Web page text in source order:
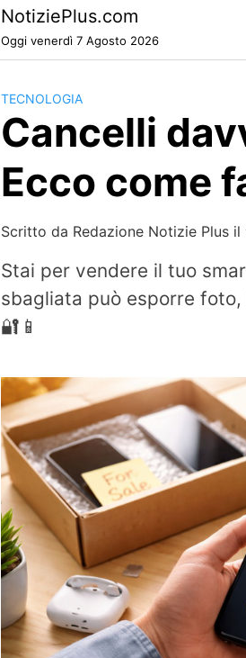
NotiziePlus.com
Oggi venerdì 7 Agosto 2026
TECNOLOGIA
Cancelli
Ecco come
Scritto da Redazione Notizie Plus il
Stai per vendere il tuo
sbagliata può esporre
🔐📱